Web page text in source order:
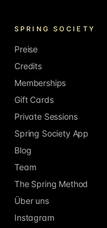
SPRING SOCIETY
Preise
Credits
Memberships
Gift Cards
Private Sessions
Spring Society App
Blog
Team
The Spring Method
Über uns
Instagram